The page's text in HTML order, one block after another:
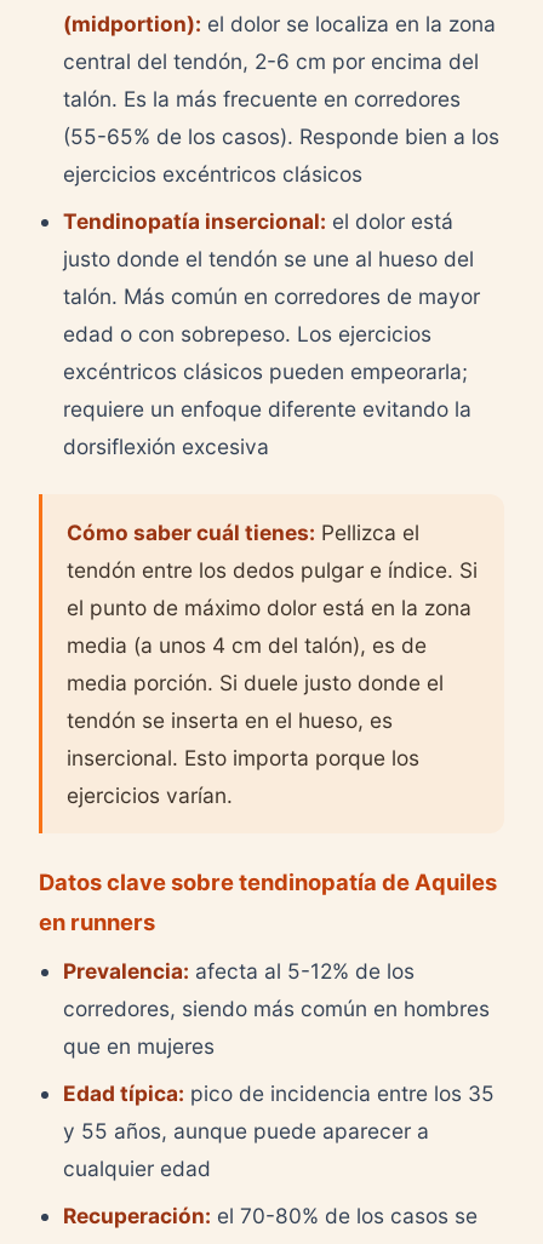
(midportion): el dolor se localiza en la zona
central del tendón, 2-6 cm por encima del
talón. Es la más frecuente en corredores
(55-65% de los casos). Responde bien a los
ejercicios excéntricos clásicos
Tendinopatía insercional: el dolor está
justo donde el tendón se une al hueso del
talón. Más común en corredores de mayor
edad o con sobrepeso. Los ejercicios
excéntricos clásicos pueden empeorarla;
requiere un enfoque diferente evitando la
dorsiflexión excesiva
Cómo saber cuál tienes: Pellizca el
tendón entre los dedos pulgar e índice. Si
el punto de máximo dolor está en la zona
media (a unos 4 cm del talón), es de
media porción. Si duele justo donde el
tendón se inserta en el hueso, es
insercional. Esto importa porque los
ejercicios varían.
Datos clave sobre tendinopatía de Aquiles
en runners
Prevalencia: afecta al 5-12% de los
corredores, siendo más común en hombres
que en mujeres
Edad típica: pico de incidencia entre los 35
y 55 años, aunque puede aparecer a
cualquier edad
Recuperación: el 70-80% de los casos se